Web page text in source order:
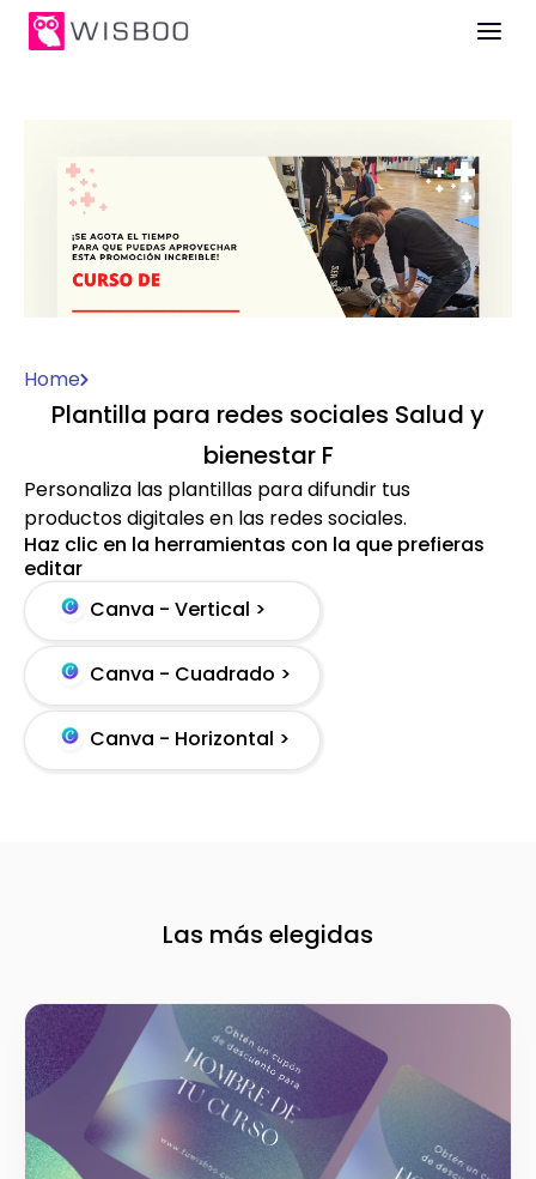
Home
Plantilla para redes sociales Salud y
bienestar F
Personaliza las plantillas para difundir tus
productos digitales en las redes sociales.
Haz clic en la herramientas con la que prefieras
editar
Canva - Vertical >
Canva - Cuadrado >
Canva - Horizontal >
Las más elegidas